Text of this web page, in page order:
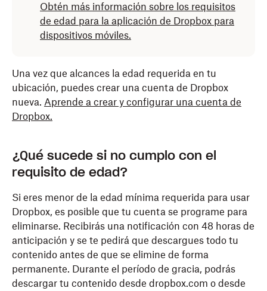
Obtén más información sobre los requisitos
de edad para la aplicación de Dropbox para
dispositivos móviles.
Una vez que alcances la edad requerida en tu
ubicación, puedes crear una cuenta de Dropbox
nueva. Aprende a crear y configurar una cuenta de
Dropbox.
¿Qué sucede si no cumplo con el
requisito de edad?
Si eres menor de la edad mínima requerida para usar
Dropbox, es posible que tu cuenta se programe para
eliminarse. Recibirás una notificación con 48 horas de
anticipación y se te pedirá que descargues todo tu
contenido antes de que se elimine de forma
permanente. Durante el período de gracia, podrás
descargar tu contenido desde dropbox.com o desde